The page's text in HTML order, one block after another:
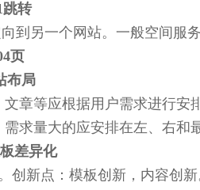
跳转
到另一个网站。一般空间服
页
布局
章等应根据用户需求进行安排
求量大的应安排在左、右和
差异化
新点：模板创新，内容创新